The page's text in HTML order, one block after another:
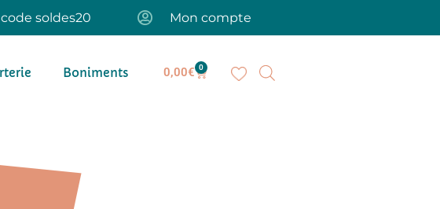
soldes20 Mon compte
Boniments 0,00€ 0